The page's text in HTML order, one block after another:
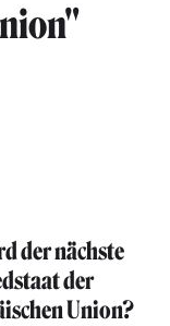
der nächste
der
Union?